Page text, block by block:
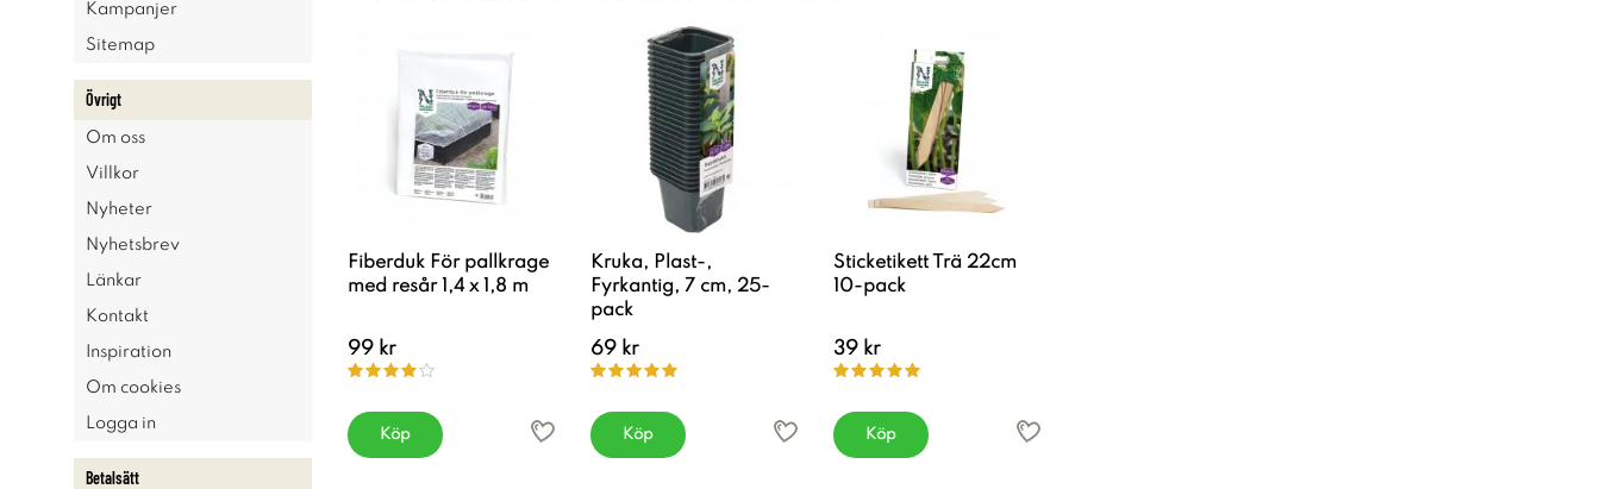
Kampanjer
Sitemap
Övrigt
Om oss
Villkor
Nyheter
Nyhetsbrev
Länkar
Kontakt
Inspiration
Om cookies
Logga in
Betalsätt
Fiberduk För pallkrage
med resår 1,4 x 1,8 m
99 kr
Köp
Kruka, Plast-,
Fyrkantig, 7 cm, 25-
pack
69 kr
Köp
Sticketikett Trä 22cm
10-pack
39 kr
Köp